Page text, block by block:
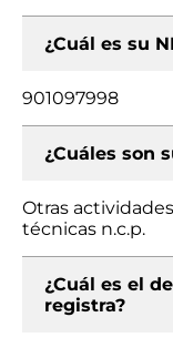
¿Cuál es su
901097998
¿Cuáles son
Otras
técnicas n.c.p.
¿Cuál es el
registra?